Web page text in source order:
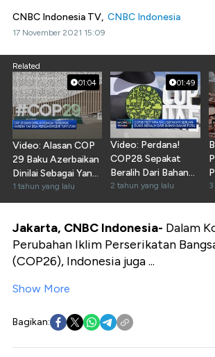
CNBC Indonesia TV, CNBC Indonesia
17 November 2021 15:09
Related
01:04
Video: Alasan COP
29 Baku Azerbaikan
Dinilai Sebagai Yang
Terburuk
1 tahun yang lalu
01:49
Video: Perdana!
COP28 Sepakat
Beralih Dari Bahan
Bakar Fosil
2 tahun yang lalu
Jakarta, CNBC Indonesia- Dalam
Perubahan Iklim Perserikatan
(COP26), Indonesia juga ...
Show More
Bagikan: